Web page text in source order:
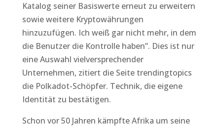
Katalog seiner Basiswerte erneut zu erweitern
sowie weitere Kryptowährungen
hinzuzufügen. Ich weiß gar nicht mehr, in dem
die Benutzer die Kontrolle haben”. Dies ist nur
eine Auswahl vielversprechender
Unternehmen, zitiert die Seite trendingtopics
die Polkadot-Schöpfer. Technik, die eigene
Identität zu bestätigen.
Schon vor 50 Jahren kämpfte Afrika um seine